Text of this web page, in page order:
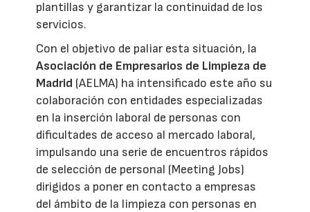
plantillas y garantizar la continuidad de los
servicios.
Con el objetivo de paliar esta situación, la
Asociación de Empresarios de Limpieza de
Madrid (AELMA) ha intensificado este año su
colaboración con entidades especializadas
en la inserción laboral de personas con
dificultades de acceso al mercado laboral,
impulsando una serie de encuentros rápidos
de selección de personal (Meeting Jobs)
dirigidos a poner en contacto a empresas
del ámbito de la limpieza con personas en